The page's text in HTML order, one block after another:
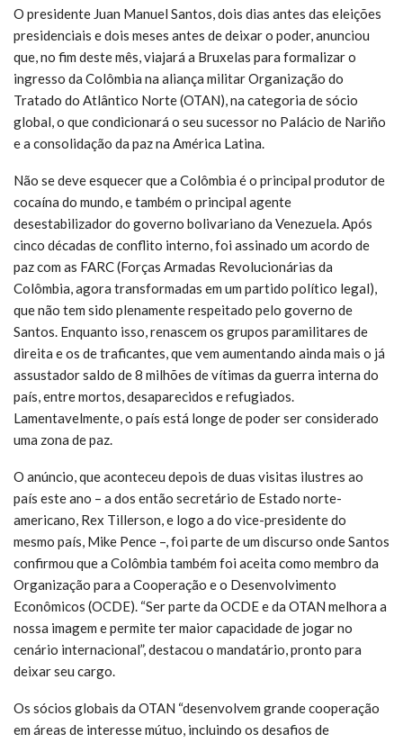
O presidente Juan Manuel Santos, dois dias antes das eleições
presidenciais e dois meses antes de deixar o poder, anunciou
que, no fim deste mês, viajará a Bruxelas para formalizar o
ingresso da Colômbia na aliança militar Organização do
Tratado do Atlântico Norte (OTAN), na categoria de sócio
global, o que condicionará o seu sucessor no Palácio de Nariño
e a consolidação da paz na América Latina.
Não se deve esquecer que a Colômbia é o principal produtor de
cocaína do mundo, e também o principal agente
desestabilizador do governo bolivariano da Venezuela. Após
cinco décadas de conflito interno, foi assinado um acordo de
paz com as FARC (Forças Armadas Revolucionárias da
Colômbia, agora transformadas em um partido político legal),
que não tem sido plenamente respeitado pelo governo de
Santos. Enquanto isso, renascem os grupos paramilitares de
direita e os de traficantes, que vem aumentando ainda mais o já
assustador saldo de 8 milhões de vítimas da guerra interna do
país, entre mortos, desaparecidos e refugiados.
Lamentavelmente, o país está longe de poder ser considerado
uma zona de paz.
O anúncio, que aconteceu depois de duas visitas ilustres ao
país este ano – a dos então secretário de Estado norte-
americano, Rex Tillerson, e logo a do vice-presidente do
mesmo país, Mike Pence –, foi parte de um discurso onde Santos
confirmou que a Colômbia também foi aceita como membro da
Organização para a Cooperação e o Desenvolvimento
Econômicos (OCDE). “Ser parte da OCDE e da OTAN melhora a
nossa imagem e permite ter maior capacidade de jogar no
cenário internacional”, destacou o mandatário, pronto para
deixar seu cargo.
Os sócios globais da OTAN “desenvolvem grande cooperação
em áreas de interesse mútuo, incluindo os desafios de